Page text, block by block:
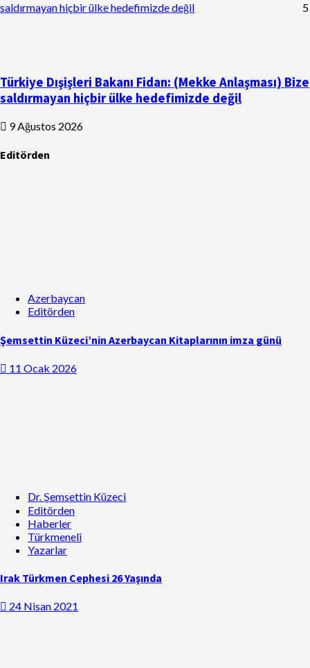
saldırmayan hiçbir ülke hedefimizde değil 5
Türkiye Dışişleri Bakanı Fidan: (Mekke Anlaşması) Bize
saldırmayan hiçbir ülke hedefimizde değil
9 Ağustos 2026
Editörden
Azerbaycan
Editörden
Şemsettin Küzeci’nin Azerbaycan Kitaplarının imza günü
11 Ocak 2026
Dr. Şemsettin Küzeci
Editörden
Haberler
Türkmeneli
Yazarlar
Irak Türkmen Cephesi 26 Yaşında
24 Nisan 2021